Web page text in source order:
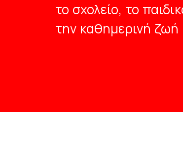
το σχολείο, το
την καθημερινή ζωή